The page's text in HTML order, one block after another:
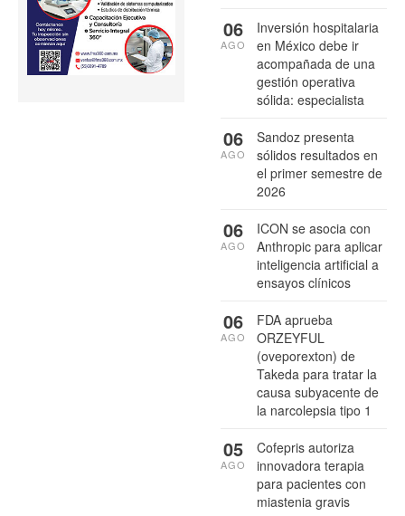
Inversión hospitalaria
en México debe ir
acompañada de una
gestión operativa
sólida: especialista
06
AGO
Sandoz presenta
sólidos resultados en
el primer semestre de
2026
06
AGO
ICON se asocia con
Anthropic para aplicar
inteligencia artificial a
ensayos clínicos
06
AGO
FDA aprueba
ORZEYFUL
(oveporexton) de
Takeda para tratar la
causa subyacente de
la narcolepsia tipo 1
06
AGO
Cofepris autoriza
innovadora terapia
para pacientes con
miastenia gravis
05
AGO